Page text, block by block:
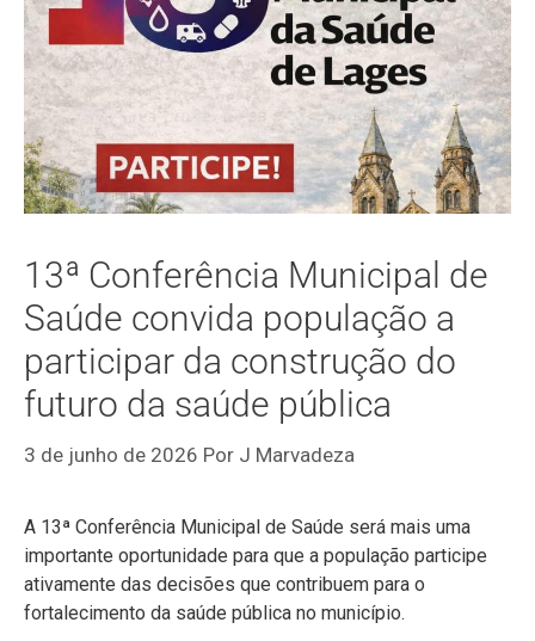
13ª Conferência Municipal de
Saúde convida população a
participar da construção do
futuro da saúde pública
3 de junho de 2026 Por J Marvadeza
A 13ª Conferência Municipal de Saúde será mais uma
importante oportunidade para que a população participe
ativamente das decisões que contribuem para o
fortalecimento da saúde pública no município.